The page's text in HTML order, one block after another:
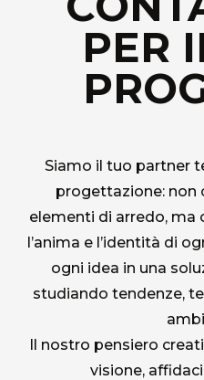
PER
Siamo il tuo partner
progettazione: non
elementi di arredo, ma
l’anima e l’identità di
ogni idea in una
studiando tendenze,
Il nostro pensiero
visione,